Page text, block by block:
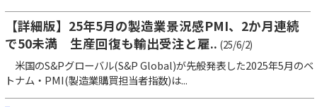
【詳細版】25年5月の製造業景況感PMI、2か月連続
で50未満 生産回復も輸出受注と雇.. (25/6/2)
米国のS&Pグローバル(S&P Global)が先般発表した2025年5月のベ
トナム・PMI(製造業購買担当者指数)は...